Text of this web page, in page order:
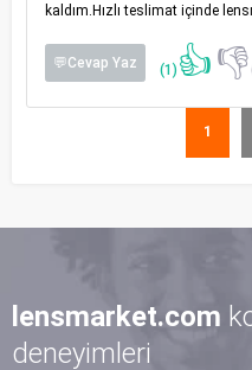
kaldım.Hızlı teslimat içinde
💬Cevap Yaz (1) 👍👎
1
lensmarket.com
deneyimleri